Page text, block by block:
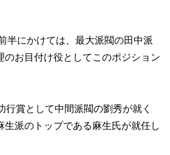
半にかけては、最大派閥の田中派
のお目付け役としてこのポジション
賞として中間派閥の劉秀が就く
生派のトップである麻生氏が就任し